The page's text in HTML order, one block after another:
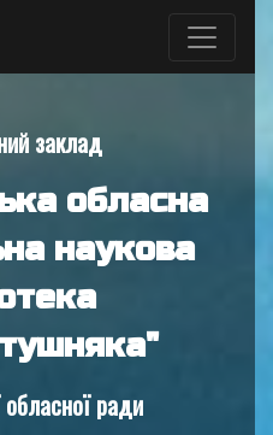
заклад
обласна
наукова
обласної ради